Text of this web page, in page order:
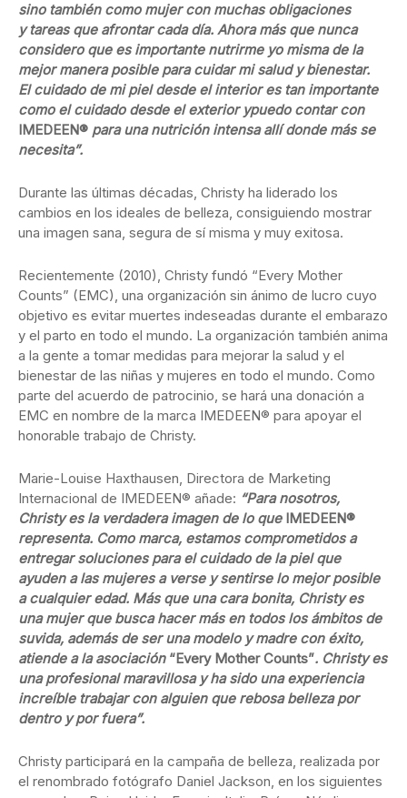
sino también como mujer con muchas obligaciones
ytareas que afrontar cada día. Ahora más que nunca
considero que es importante nutrirme yo misma de la
mejor manera posible para cuidar mi salud y bienestar.
Elcuidado de mi piel desde el interior es tan importante
como el cuidado desde el exterior ypuedo contar con
IMEDEEN® para una nutrición intensa allí donde más se
necesita”.
Durante las últimas décadas, Christy ha liderado los
cambios en los ideales de belleza, consiguiendo mostrar
una imagen sana, segura de sí misma y muy exitosa.
Recientemente (2010), Christy fundó “Every Mother
Counts” (EMC), una organización sin ánimo de lucro cuyo
objetivo es evitar muertes indeseadas durante el embarazo
y el parto en todo el mundo. La organización también anima
a la gente a tomar medidas para mejorar la salud y el
bienestar de las niñas y mujeres en todo el mundo. Como
parte del acuerdo de patrocinio, se hará una donación a
EMC en nombre de la marca IMEDEEN® para apoyar el
honorable trabajo de Christy.
Marie-Louise Haxthausen, Directora de Marketing
Internacional de IMEDEEN® añade: “Para nosotros,
Christy es la verdadera imagen de lo que IMEDEEN®
representa. Como marca, estamos comprometidos a
entregar soluciones para el cuidado de la piel que
ayuden a las mujeres a verse y sentirse lo mejor posible
a cualquier edad. Más que una cara bonita, Christy es
una mujer que busca hacer más en todos los ámbitos de
suvida, además de ser una modelo y madre con éxito,
atiende a la asociación “Every Mother Counts”. Christy es
una profesional maravillosa y ha sido una experiencia
increíble trabajar con alguien que rebosa belleza por
dentro y por fuera”.
Christy participará en la campaña de belleza, realizada por
el renombrado fotógrafo Daniel Jackson, en los siguientes